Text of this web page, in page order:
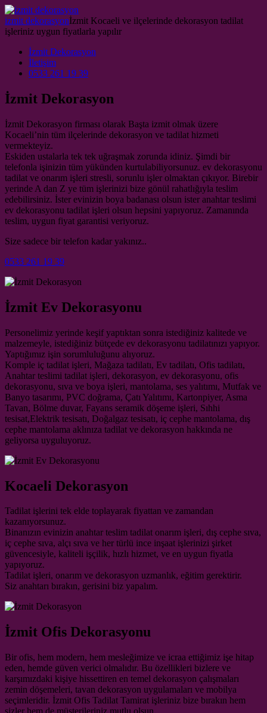
Skip to content
izmit dekorasyonİzmit Kocaeli ve ilçelerinde dekorasyon tadilat
işleriniz uygun fiyatlarla yapılır
Main Navigation
İzmit Dekorasyon
İletişim
0533 261 19 39
İzmit Dekorasyon
İzmit Dekorasyon firması olarak Başta izmit olmak üzere
Kocaeli’nin tüm ilçelerinde dekorasyon ve tadilat hizmeti
vermekteyiz.
Eskiden ustalarla tek tek uğraşmak zorunda idiniz. Şimdi bir
telefonla işinizin tüm yükünden kurtulabiliyorsunuz. ev dekorasyonu
tadilat ve onarım işleri stresli, sorunlu işler olmaktan çıkıyor. Birebir
yerinde A dan Z ye tüm işlerinizi bize gönül rahatlığıyla teslim
edebilirsiniz. İster evinizin boya badanası olsun ister anahtar teslimi
ev dekorasyonu tadilat işleri olsun hepsini yapıyoruz. Zamanında
teslim, uygun fiyat garantisi veriyoruz.
Size sadece bir telefon kadar yakınız..
0533 261 19 39
İzmit Ev Dekorasyonu
Personelimiz yerinde keşif yaptıktan sonra istediğiniz kalitede ve
malzemeyle, istediğiniz bütçede ev dekorasyonu tadilatınızı yapıyor.
Yaptığımız işin sorumluluğunu alıyoruz.
Komple iç tadilat işleri, Mağaza tadilatı, Ev tadilatı, Ofis tadilatı,
Anahtar teslimi tadilat işleri, dekorasyon, ev dekorasyonu, ofis
dekorasyonu, sıva ve boya işleri, mantolama, ses yalıtımı, Mutfak ve
Banyo tasarımı, PVC doğrama, Çatı Yalıtımı, Kartonpiyer, Asma
Tavan, Bölme duvar, Fayans seramik döşeme işleri, Sıhhi
tesisat,Elektrik tesisatı, Doğalgaz tesisatı, iç cephe mantolama, dış
cephe mantolama aklınıza tadilat ve dekorasyon hakkında ne
geliyorsa uyguluyoruz.
Kocaeli Dekorasyon
Tadilat işlerini tek elde toplayarak fiyattan ve zamandan
kazanıyorsunuz.
Binanızın evinizin anahtar teslim tadilat onarım işleri, dış cephe sıva,
iç cephe sıva, alçı sıva ve her türlü ince inşaat işlerinizi şirket
güvencesiyle, kaliteli işçilik, hızlı hizmet, ve en uygun fiyatla
yapıyoruz.
Tadilat işleri, onarım ve dekorasyon uzmanlık, eğitim gerektirir.
Siz anahtarı bırakın, gerisini biz yapalım.
İzmit Ofis Dekorasyonu
Bir ofis, hem modern, hem mesleğimize ve icraa ettiğimiz işe hitap
eden, hemde güven verici olmalıdır. Bu özellikleri bizlere ve
karşımızdaki kişiye hissettiren en temel dekorasyon çalışmaları
zemin döşemeleri, tavan dekorasyon uygulamaları ve mobilya
seçimleridir. İzmit Ofis Tadilat Tamirat işleriniz bize bırakın hem